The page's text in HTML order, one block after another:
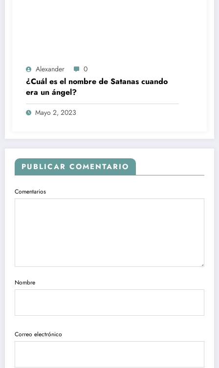
Alexander 0
¿Cuál es el nombre de Satanas cuando
era un ángel?
Mayo 2, 2023
PUBLICAR COMENTARIO
Comentarios
Nombre
Correo electrónico